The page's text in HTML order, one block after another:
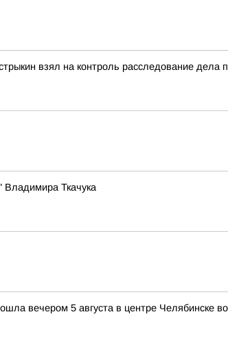
взял на контроль расследование дела
Владимира Ткачука
вечером 5 августа в центре Челябинске